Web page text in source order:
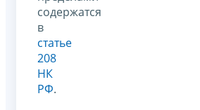
содержатся
в
статье
208
НК
РФ.